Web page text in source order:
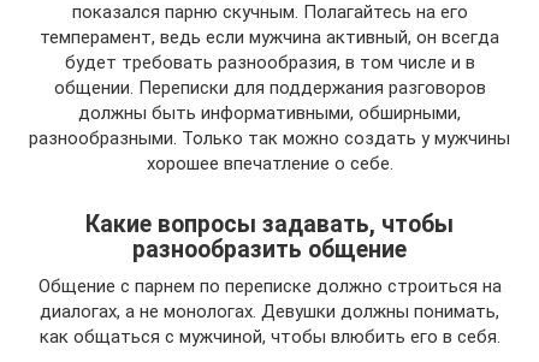
показался парню скучным. Полагайтесь на его
темперамент, ведь если мужчина активный, он всегда
будет требовать разнообразия, в том числе и в
общении. Переписки для поддержания разговоров
должны быть информативными, обширными,
разнообразными. Только так можно создать у мужчины
хорошее впечатление о себе.
Какие вопросы задавать, чтобы
разнообразить общение
Общение с парнем по переписке должно строиться на
диалогах, а не монологах. Девушки должны понимать,
как общаться с мужчиной, чтобы влюбить его в себя.